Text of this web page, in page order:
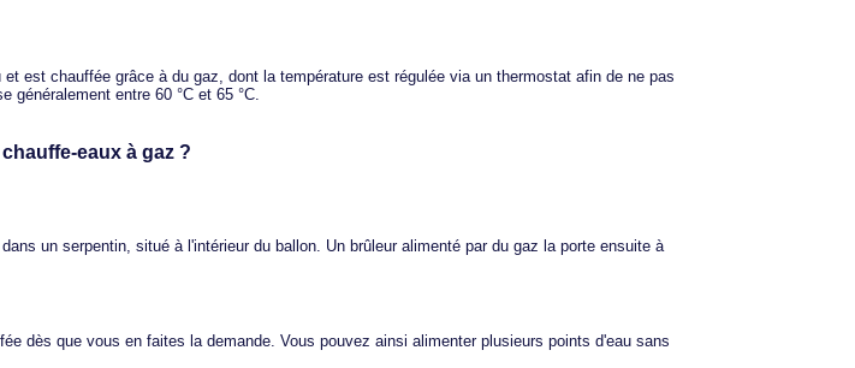
et est chauffée grâce à du gaz, dont la température est régulée via un thermostat afin de ne pas
généralement entre 60 °C et 65 °C.
eaux à gaz ?
un serpentin, situé à l'intérieur du ballon. Un brûleur alimenté par du gaz la porte ensuite à
dès que vous en faites la demande. Vous pouvez ainsi alimenter plusieurs points d'eau sans